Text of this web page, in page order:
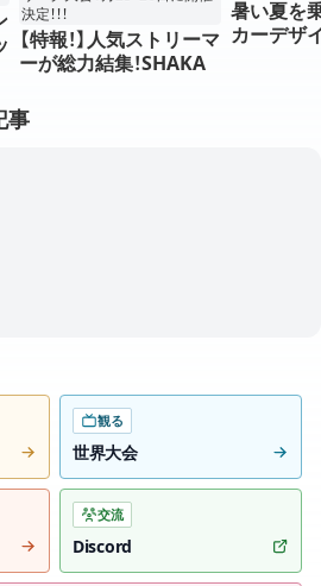
【特報！】人気ストリーマ
ーが総力結集！SHAKA
るロケットリーグ大会1
月25・26日に開催決
暑い夏を
カーデザ
事
観る
世界大会
交流
Discord